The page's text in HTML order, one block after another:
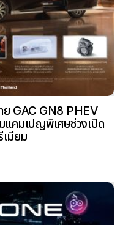
ย GAC GN8 PHEV
แคมเปญพิเศษช่วงเปิด
เมียม